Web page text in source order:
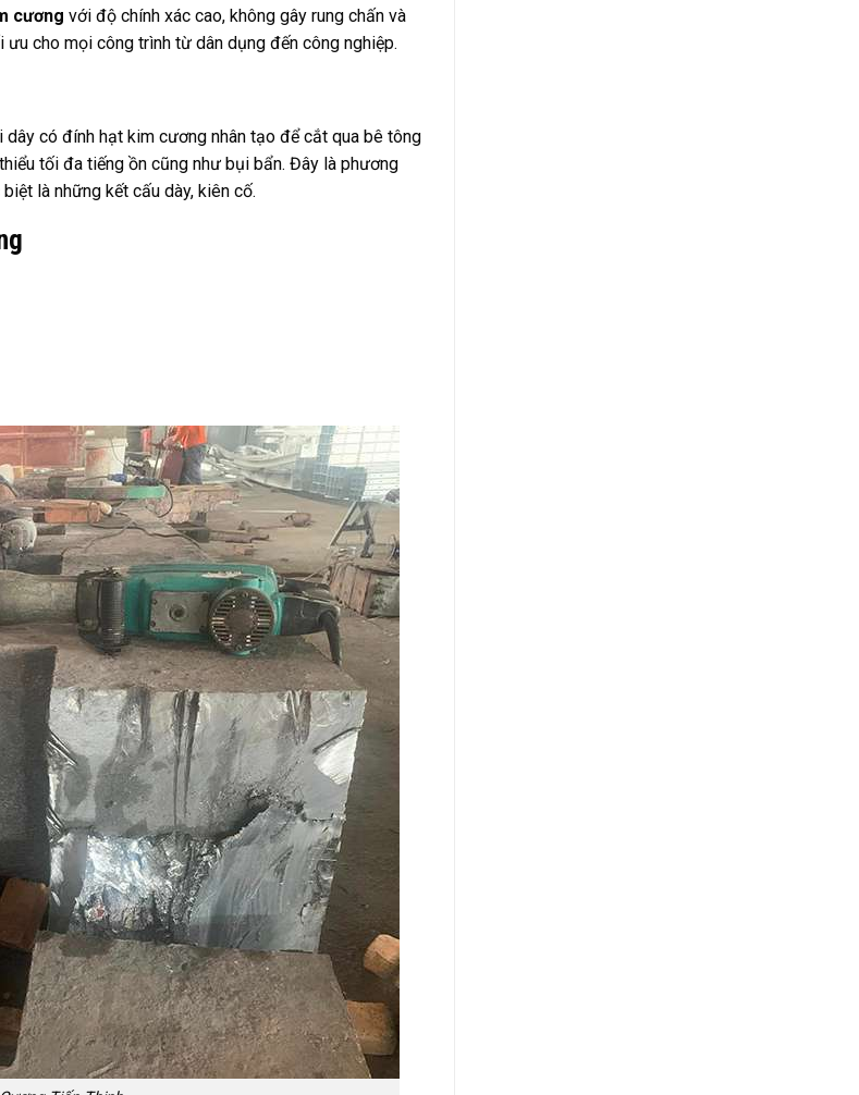
cương với độ chính xác cao, không gây rung chấn và
cho mọi công trình từ dân dụng đến công nghiệp.
có đính hạt kim cương nhân tạo để cắt qua bê tông
tối đa tiếng ồn cũng như bụi bẩn. Đây là phương
là những kết cấu dày, kiên cố.